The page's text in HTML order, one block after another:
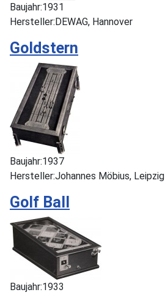
Baujahr:1931
Hersteller:DEWAG, Hannover
Goldstern
Baujahr:1937
Hersteller:Johannes Möbius, Leipzig
Golf Ball
Baujahr:1933